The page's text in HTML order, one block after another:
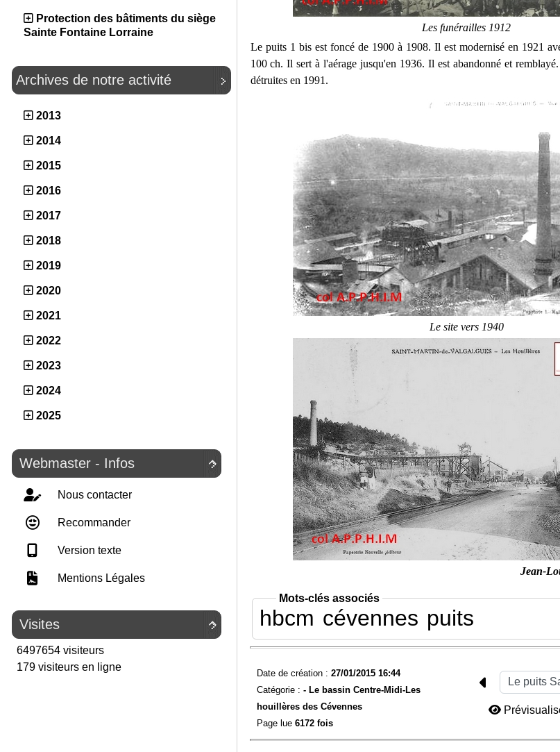
Protection des bâtiments du siège
Sainte Fontaine Lorraine
Archives de notre activité
2013
2014
2015
2016
2017
2018
2019
2020
2021
2022
2023
2024
2025

Webmaster - Infos
Nous contacter
Recommander
Version texte
Mentions Légales

Visites
6497654 visiteurs
179 visiteurs en ligne
Les funérailles 1912
Le puits 1 bis est foncé de 1900 à 1908. Il est modernisé en 1921
100 ch. Il sert à l'aérage jusqu'en 1936. Il est abandonné et
détruites en 1991.
Le site vers 1940
Jean-
Mots-clés associés
hbcm cévennes puits
Date de création : 27/01/2015 16:44
Catégorie : - Le bassin Centre-Midi-Les
houillères des Cévennes
Page lue 6172 fois